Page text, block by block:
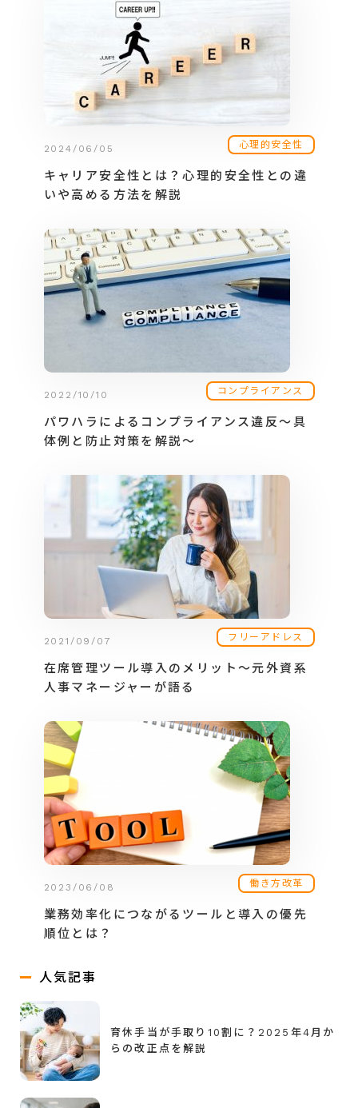
2024/06/05 心理的安全性
キャリア安全性とは？心理的安全性との違
いや高める方法を解説
2022/10/10 コンプライアンス
パワハラによるコンプライアンス違反～具
体例と防止対策を解説～
2021/09/07 フリーアドレス
在席管理ツール導入のメリット～元外資系
人事マネージャーが語る
2023/06/08 働き方改革
業務効率化につながるツールと導入の優先
順位とは？
人気記事
育休手当が手取り10割に？2025年4月か
らの改正点を解説